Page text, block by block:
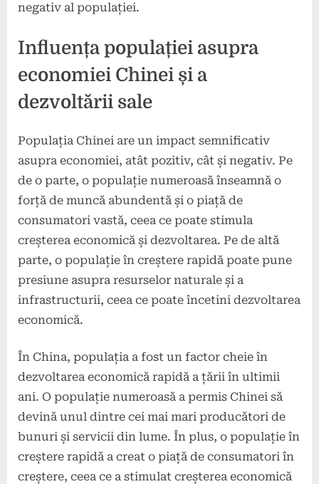
negativ al populației.
Influența populației asupra
economiei Chinei și a
dezvoltării sale
Populația Chinei are un impact semnificativ
asupra economiei, atât pozitiv, cât și negativ. Pe
de o parte, o populație numeroasă înseamnă o
forță de muncă abundentă și o piață de
consumatori vastă, ceea ce poate stimula
creșterea economică și dezvoltarea. Pe de altă
parte, o populație în creștere rapidă poate pune
presiune asupra resurselor naturale și a
infrastructurii, ceea ce poate încetini dezvoltarea
economică.
În China, populația a fost un factor cheie în
dezvoltarea economică rapidă a țării în ultimii
ani. O populație numeroasă a permis Chinei să
devină unul dintre cei mai mari producători de
bunuri și servicii din lume. În plus, o populație în
creștere rapidă a creat o piață de consumatori în
creștere, ceea ce a stimulat creșterea economică